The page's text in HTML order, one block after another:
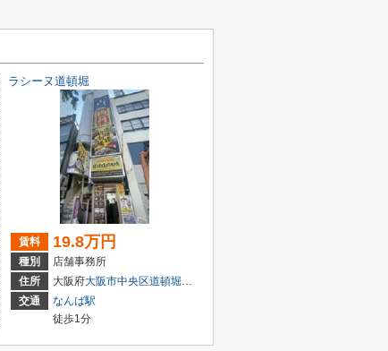
ラシーヌ道頓堀
賃料 19.8万円
種別
店舗事務所
住所
大阪府大阪市中央区道頓堀２丁目2-2
交通
なんば駅
徒歩1分